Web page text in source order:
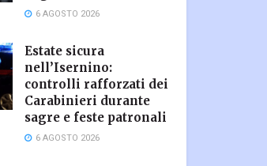
6 AGOSTO 2026
Estate sicura
nell’Isernino:
controlli rafforzati dei
Carabinieri durante
sagre e feste patronali
6 AGOSTO 2026